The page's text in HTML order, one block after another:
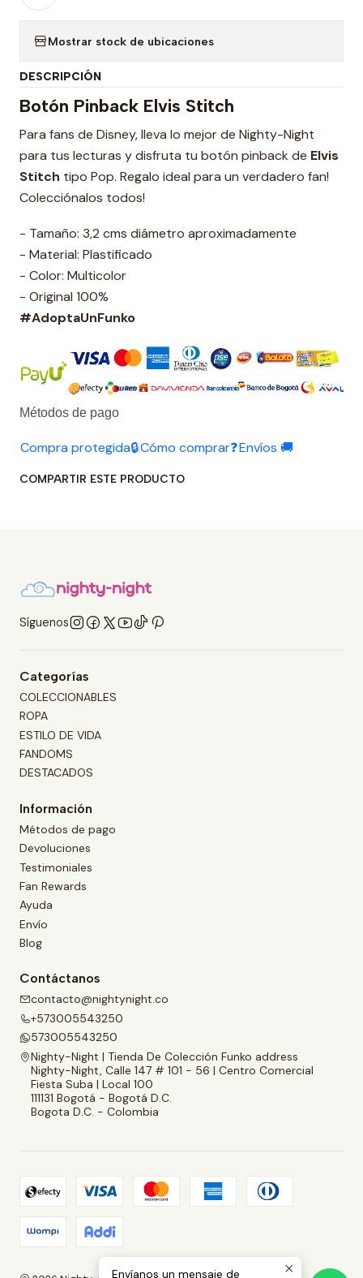
Mostrar stock de ubicaciones
DESCRIPCIÓN
Botón Pinback Elvis Stitch
Para fans de Disney, lleva lo mejor de Nighty-Night
para tus lecturas y disfruta tu botón pinback de Elvis
Stitch tipo Pop. Regalo ideal para un verdadero fan!
Colecciónalos todos!
- Tamaño: 3,2 cms diámetro aproximadamente
- Material: Plastificado
- Color: Multicolor
- Original 100%
#AdoptaUnFunko
Métodos de pago
Compra protegida🔒Cómo comprar❓Envíos 🚚
COMPARTIR ESTE PRODUCTO
Síguenos
Categorías
COLECCIONABLES
ROPA
ESTILO DE VIDA
FANDOMS
DESTACADOS
Información
Métodos de pago
Devoluciones
Testimoniales
Fan Rewards
Ayuda
Envío
Blog
Contáctanos
contacto@nightynight.co
+573005543250
573005543250
Nighty-Night | Tienda De Colección Funko address
Nighty-Night, Calle 147 # 101 - 56 | Centro Comercial
Fiesta Suba | Local 100
111131 Bogotá - Bogotá D.C.
Bogota D.C. - Colombia
Envíanos un mensaje de